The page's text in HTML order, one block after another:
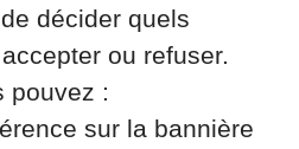
décider quels
ou refuser.
pouvez :
sur la bannière